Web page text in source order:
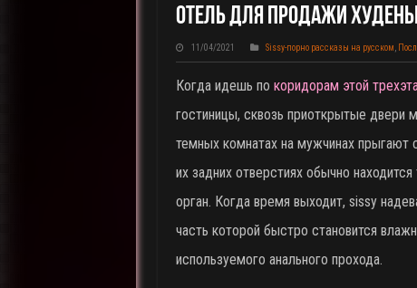
Отель Для Продажи
11/04/2021 Sissy-порно рассказы на русском
Когда идешь по коридорам этой
гостиницы, сквозь приоткрытые двери
темных комнатах на мужчинах прыгают
их задних отверстиях обычно
орган. Когда время выходит, sissy
часть которой быстро становится
используемого анального прохода.